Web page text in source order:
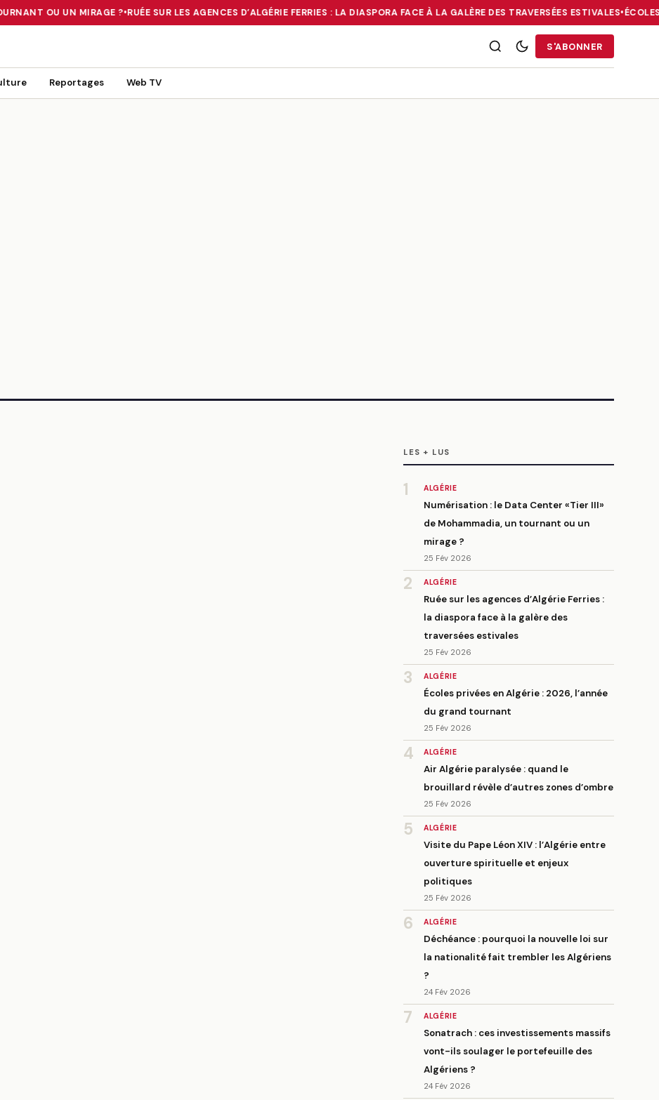
OU UN MIRAGE ?•RUÉE SUR LES AGENCES D’ALGÉRIE FERRIES : LA DIASPORA FACE À LA GALÈRE DES TRAVERSÉES ESTIVALES•
UN TOURNANT OU UN MIRAGE ?•RUÉE SUR LES AGENCES D’ALGÉRIE FERRIES : LA DIASPORA FACE À LA GALÈRE DES TRAVERSÉES
S'ABONNER
Reportages Web TV
LES + LUS
1 ALGÉRIE
Numérisation : le Data Center «Tier III»
de Mohammadia, un tournant ou un
mirage ?
25 Fév 2026
2 ALGÉRIE
Ruée sur les agences d’Algérie Ferries :
la diaspora face à la galère des
traversées estivales
25 Fév 2026
3 ALGÉRIE
Écoles privées en Algérie : 2026, l’année
du grand tournant
25 Fév 2026
4 ALGÉRIE
Air Algérie paralysée : quand le
brouillard révèle d’autres zones d’ombre
25 Fév 2026
5 ALGÉRIE
Visite du Pape Léon XIV : l’Algérie entre
ouverture spirituelle et enjeux
politiques
25 Fév 2026
6 ALGÉRIE
Déchéance : pourquoi la nouvelle loi sur
la nationalité fait trembler les Algériens
?
24 Fév 2026
7 ALGÉRIE
Sonatrach : ces investissements massifs
vont-ils soulager le portefeuille des
Algériens ?
24 Fév 2026